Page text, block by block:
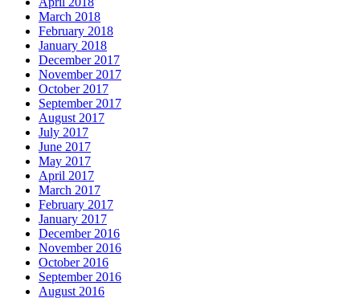
March 2018
February 2018
January 2018
December 2017
November 2017
October 2017
September 2017
August 2017
July 2017
June 2017
May 2017
April 2017
March 2017
February 2017
January 2017
December 2016
November 2016
October 2016
September 2016
August 2016